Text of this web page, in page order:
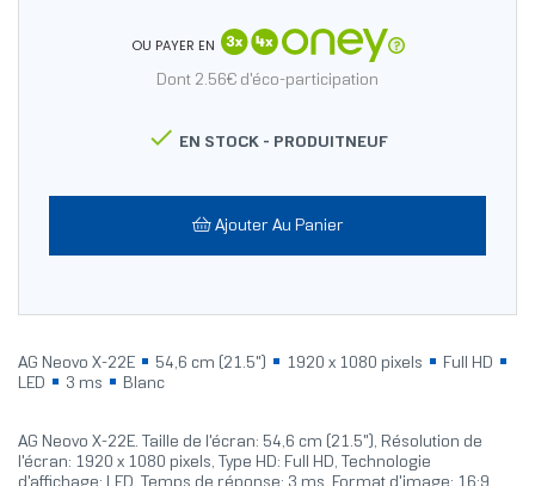
OU PAYER EN
Dont 2.56€ d'éco-participation
 EN STOCK - PRODUITNEUF
Ajouter Au Panier
AG Neovo X-22E 54,6 cm (21.5") 1920 x 1080 pixels
Full HD
LED
3 ms Blanc
AG Neovo X-22E. Taille de l'écran: 54,6 cm (21.5"), Résolution de
l'écran: 1920 x 1080 pixels, Type HD: Full HD, Technologie